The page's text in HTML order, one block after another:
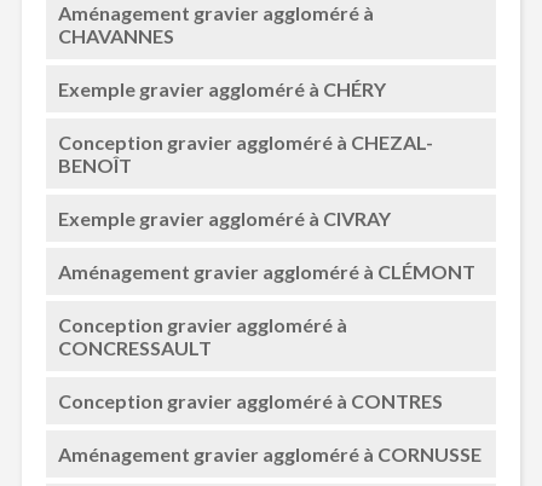
Aménagement gravier aggloméré à
CHAVANNES
Exemple gravier aggloméré à CHÉRY
Conception gravier aggloméré à CHEZAL-
BENOÎT
Exemple gravier aggloméré à CIVRAY
Aménagement gravier aggloméré à CLÉMONT
Conception gravier aggloméré à
CONCRESSAULT
Conception gravier aggloméré à CONTRES
Aménagement gravier aggloméré à CORNUSSE